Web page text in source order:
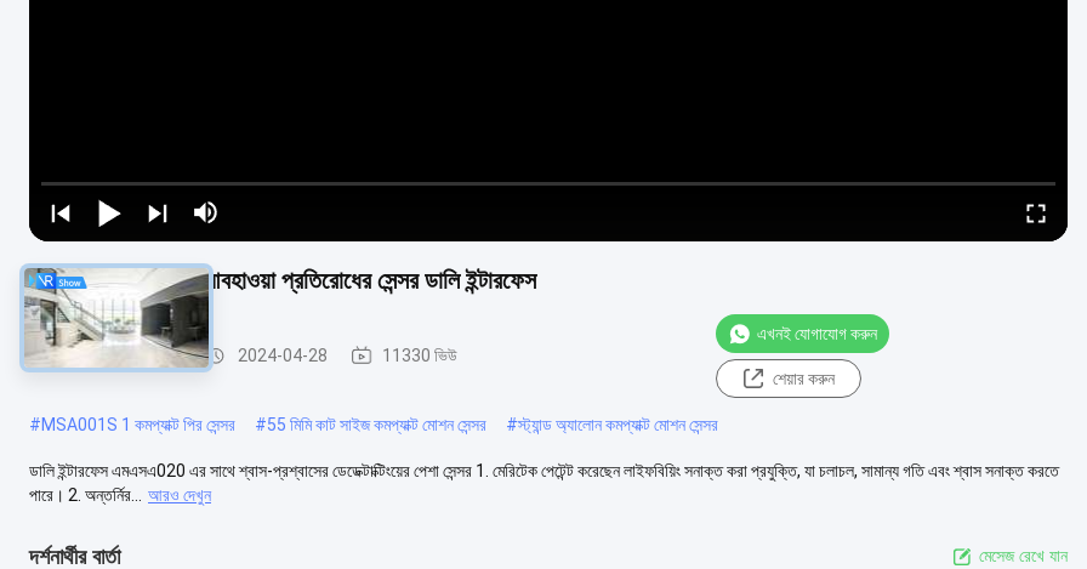
MSA020 24vdc আবহাওয়া প্রতিরোধের সেন্সর ডালি ইন্টারফেস
উপস্থিতি ডিটেক্টর সেন্সর 2024-04-28 11330 ভিউ
এখনই যোগাযোগ করুন
শেয়ার করুন
#MSA001S 1 কমপ্যাক্ট পির সেন্সর #55 মিমি কাট সাইজ কমপ্যাক্ট মোশন সেন্সর #স্ট্যান্ড অ্যালোন কমপ্যাক্ট মোশন সেন্সর
ডালি ইন্টারফেস এমএসএ020 এর সাথে শ্বাস-প্রশ্বাসের ডেডেক্টাক্টিংয়ের পেশা সেন্সর 1. মেরিটেক পেটেন্ট করেছেন লাইফবিয়িং সনাক্ত করা প্রযুক্তি, যা চলাচল, সামান্য গতি এবং শ্বাস সনাক্ত করতে
পারে। 2. অন্তর্নির...
আরও দেখুন
দর্শনার্থীর বার্তা মেসেজ রেখে যান